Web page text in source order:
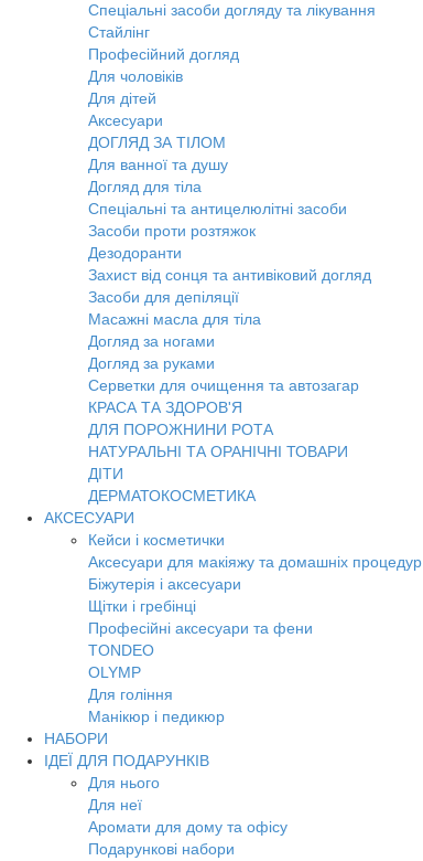
Спеціальні засоби догляду та лікування
Стайлінг
Професійний догляд
Для чоловіків
Для дітей
Аксесуари
ДОГЛЯД ЗА ТІЛОМ
Для ванної та душу
Догляд для тіла
Спеціальні та антицелюлітні засоби
Засоби проти розтяжок
Дезодоранти
Захист від сонця та антивіковий догляд
Засоби для депіляції
Масажні масла для тіла
Догляд за ногами
Догляд за руками
Серветки для очищення та автозагар
КРАСА ТА ЗДОРОВ'Я
ДЛЯ ПОРОЖНИНИ РОТА
НАТУРАЛЬНІ ТА ОРАНІЧНІ ТОВАРИ
ДІТИ
ДЕРМАТОКОСМЕТИКА
АКСЕСУАРИ
Кейси і косметички
Аксесуари для макіяжу та домашніх процедур
Біжутерія і аксесуари
Щітки і гребінці
Професійні аксесуари та фени
TONDEO
OLYMP
Для гоління
Манікюр і педикюр
НАБОРИ
ІДЕЇ ДЛЯ ПОДАРУНКІВ
Для нього
Для неї
Аромати для дому та офісу
Подарункові набори